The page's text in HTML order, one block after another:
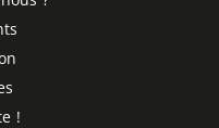
!